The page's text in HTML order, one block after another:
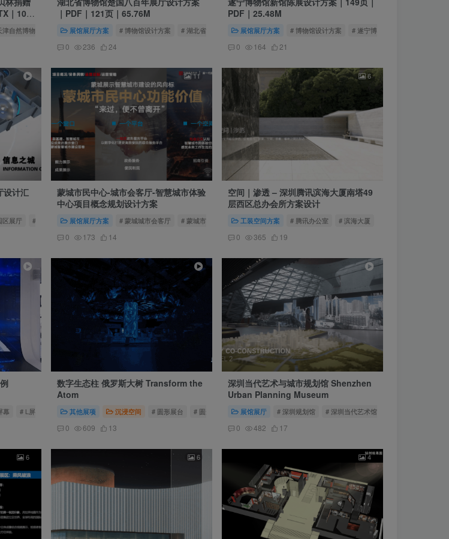
｜105
自然博物馆
｜PDF｜121页｜65.76M
展馆展厅方案 # 博物馆设计方案 # 湖北省博物馆 # 湖北省博
0 236 24
PDF｜25.48M
展馆展厅方案 # 博物馆设计方案 # 遂宁博物馆
0 164 21
设计汇
区展厅 # 苏州园区展厅
11
蒙城市民中心-城市会客厅-智慧城市体验
中心项目概念规划设计方案
展馆展厅方案 # 蒙城城市会客厅 # 蒙城市民之家 # 蒙城市民中心
0 173 14
6
空间｜渗透 – 深圳腾讯滨海大厦南塔49
层西区总办会所方案设计
工装空间方案 # 腾讯办公室 # 滨海大厦
0 365 19
幕 # L屏 # 弧形LED屏幕
数字生态柱 俄罗斯大树 Transform the
Atom
其他展项 沉浸空间 # 圆形展台 # 圆形沉浸式空间 # LED圆柱
0 609 13
深圳当代艺术与城市规划馆 Shenzhen
Urban Planning Museum
展馆展厅 # 深圳规划馆 # 深圳当代艺术馆
0 482 17
6 6 4